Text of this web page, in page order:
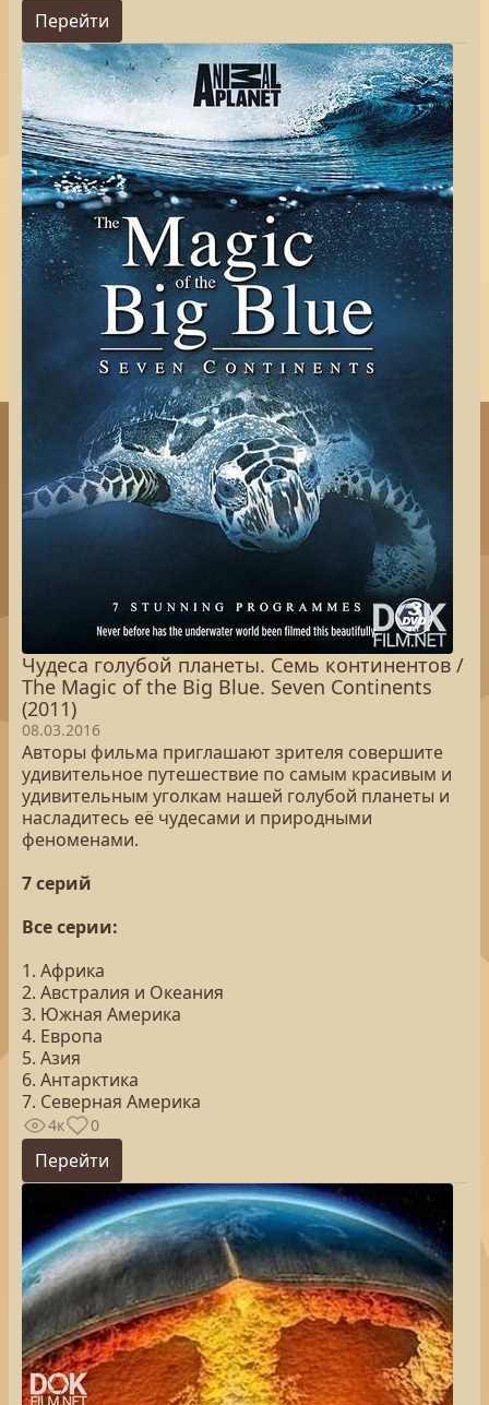
Перейти
Чудеса голубой планеты. Семь континентов /
The Magic of the Big Blue. Seven Continents
(2011)
08.03.2016
Авторы фильма приглашают зрителя совершите
удивительное путешествие по самым красивым и
удивительным уголкам нашей голубой планеты и
насладитесь её чудесами и природными
феноменами.
7 серий
Все серии:
1. Африка
2. Австралия и Океания
3. Южная Америка
4. Европа
5. Азия
6. Антарктика
7. Северная Америка
4к 0
Перейти